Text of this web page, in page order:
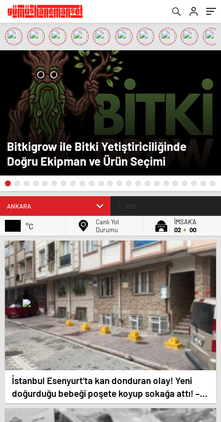
Bitkigrow ile Bitki Yetiştiriciliğinde
Doğru Ekipman ve Ürün Seçimi
BIST
°C
Canlı Yol
Durumu
İMSAK'A
02
00
İstanbul Esenyurt'ta kan donduran olay! Yeni
doğurduğu bebeği poşete koyup sokağa attı! –
Güncel Gündem haberleri